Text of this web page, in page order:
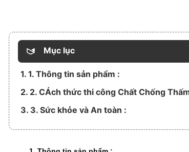
Mục lục
1. 1. Thông tin sản phẩm :
2. 2. CÁch thức thi công Chất Chống
3. 3. Sức khỏe và An toàn :